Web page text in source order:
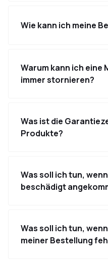
Wie kann ich meine
Warum kann ich eine
immer stornieren?
Was ist die
Produkte?
Was soll ich tun,
beschädigt
Was soll ich tun,
meiner Bestellung